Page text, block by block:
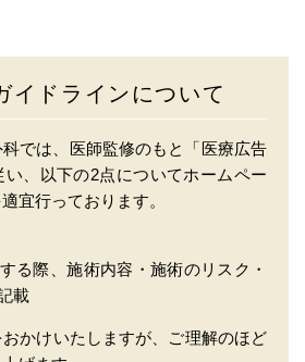
イドラインについて
では、医師監修のもと「医療広告
い、以下の2点についてホームペー
宜行っております。
る際、施術内容・施術のリスク・
載
かけいたしますが、ご理解のほど